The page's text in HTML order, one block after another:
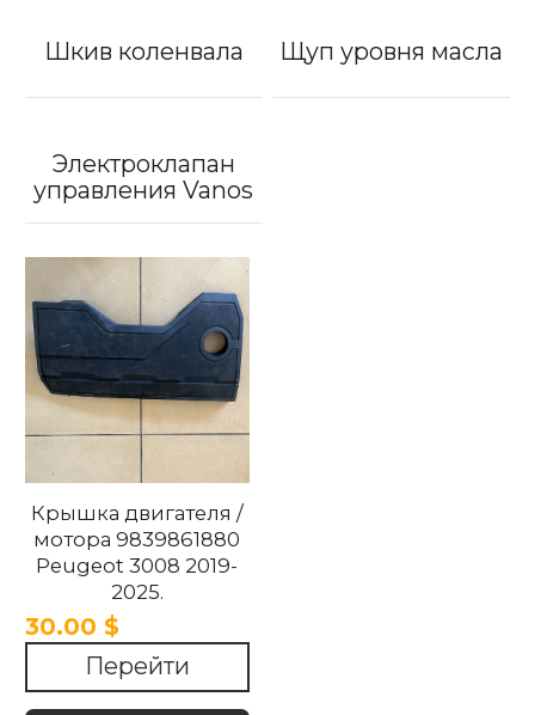
Шкив коленвала Щуп уровня масла
Электроклапан
управления Vanos
Крышка двигателя /
мотора 9839861880
Peugeot 3008 2019-
2025.
30.00 $
Перейти